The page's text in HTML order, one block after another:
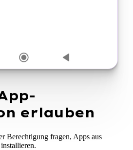
erlauben
Berechtigung fragen, Apps aus